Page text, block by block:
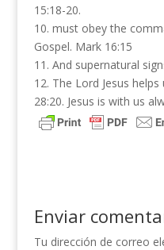
15:18-20.
10. must obey the
Gospel. Mark 16:15
11. And supernatural
12. The Lord Jesus
28:20. Jesus is with us
Enviar
Tu dirección de correo